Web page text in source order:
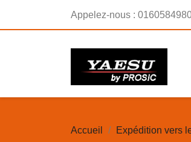
Appelez-nous :
Accueil Expédition vers